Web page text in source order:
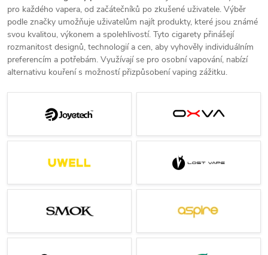
pro každého vapera, od začátečníků po zkušené uživatele. Výběr
podle značky umožňuje uživatelům najít produkty, které jsou známé
svou kvalitou, výkonem a spolehlivostí. Tyto cigarety přinášejí
rozmanitost designů, technologií a cen, aby vyhověly individuálním
preferencím a potřebám. Využívají se pro osobní vapování, nabízí
alternativu kouření s možností přizpůsobení vaping zážitku.